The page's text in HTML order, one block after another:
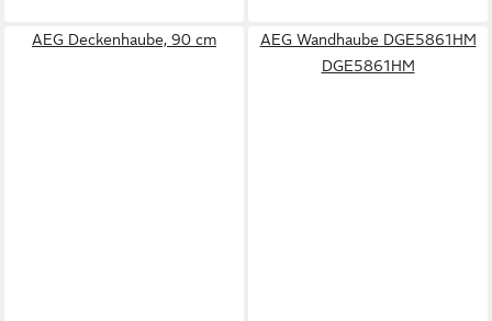
AEG Deckenhaube, 90 cm
AEG Wandhaube DGE5861HM
DGE5861HM